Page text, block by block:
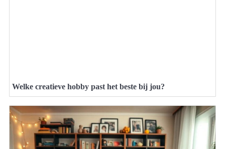
Welke creatieve hobby past het beste bij jou?